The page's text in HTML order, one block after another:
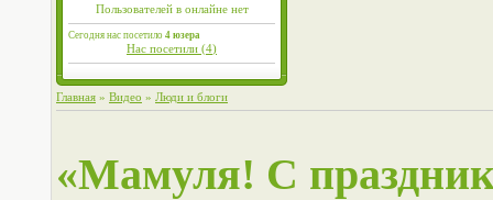
Пользователей в онлайне нет
Сегодня нас посетило 4 юзера
Нас посетили (4)
Главная » Видео » Люди и блоги
«Мамуля! С